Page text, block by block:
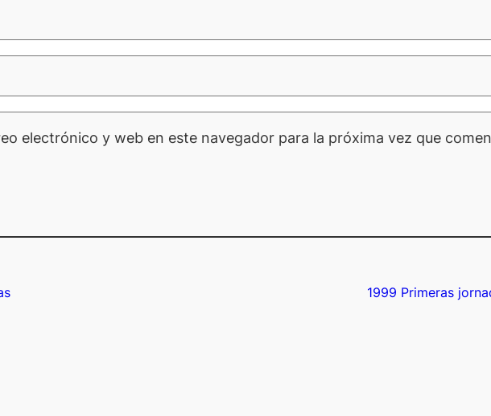
electrónico y web en este navegador para la próxima vez que
1999 Primeras